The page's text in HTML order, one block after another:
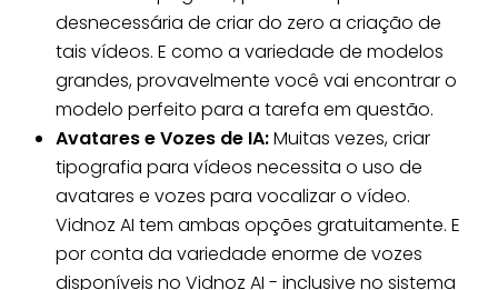
desnecessária de criar do zero a criação de
tais vídeos. E como a variedade de modelos
grandes, provavelmente você vai encontrar o
modelo perfeito para a tarefa em questão.
Avatares e Vozes de IA:Muitas vezes, criar
tipografia para vídeos necessita o uso de
avatares e vozes para vocalizar o vídeo.
Vidnoz AI tem ambas opções gratuitamente. E
por conta da variedade enorme de vozes
disponíveis no Vidnoz AI - inclusive no sistema